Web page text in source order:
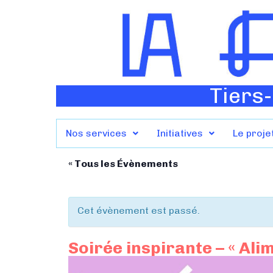
Nos services Initiatives Le
« Tous les Évènements
Cet évènement est passé.
Soirée inspirante – «